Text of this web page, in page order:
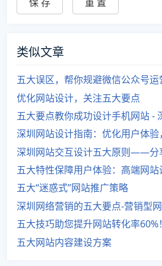
类似文章
五大误区，帮你规避微信公众号运
优化网站设计，关注五大要点
五大要点教你成功设计手机网站 -
深圳网站设计指南：优化用户体
深圳网站交互设计五大原则——分
五大特性保障用户体验：高端网站
五大“迷惑式”网站推广策略
深圳网络营销的五大要点-营销型
五大网站内容建设方案